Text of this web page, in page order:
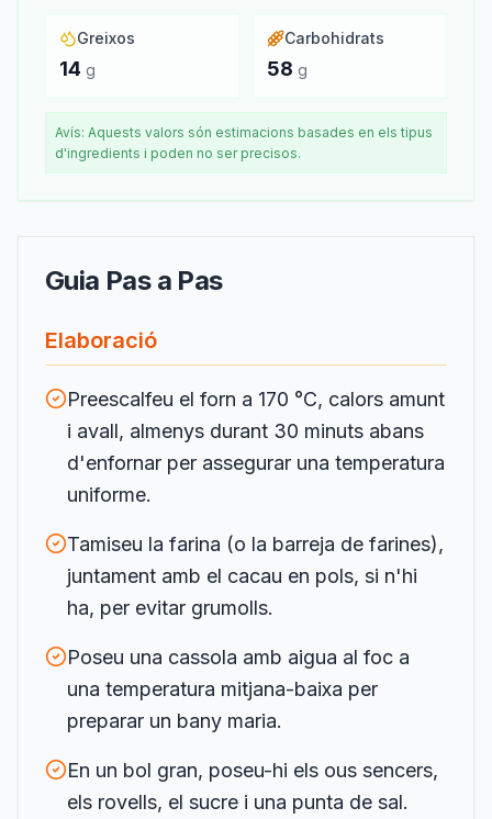
Greixos
14 g
Carbohidrats
58 g
Avís: Aquests valors són estimacions basades en els tipus
d'ingredients i poden no ser precisos.
Guia Pas a Pas
Elaboració
Preescalfeu el forn a 170 °C, calors amunt
i avall, almenys durant 30 minuts abans
d'enfornar per assegurar una temperatura
uniforme.
Tamiseu la farina (o la barreja de farines),
juntament amb el cacau en pols, si n'hi
ha, per evitar grumolls.
Poseu una cassola amb aigua al foc a
una temperatura mitjana-baixa per
preparar un bany maria.
En un bol gran, poseu-hi els ous sencers,
els rovells, el sucre i una punta de sal.